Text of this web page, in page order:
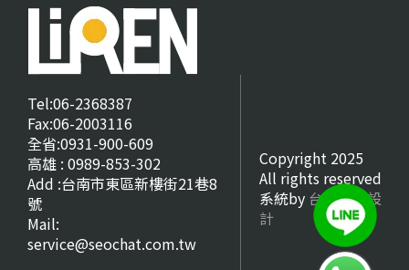
Tel:06-2368387
Fax:06-2003116
全省:0931-900-609
高雄 : 0989-853-302
Add :台南市東區新樓街21巷8
號
Mail:
service@seochat.com.tw
Copyright 2025
All rights reserved
系統by 台南網頁設
計